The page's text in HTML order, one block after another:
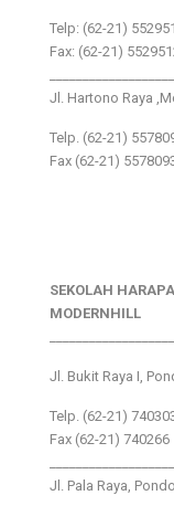
Telp: (62-21)
Fax: (62-21)
Jl. Hartono Raya
Telp. (62-21)
Fax (62-21)
SEKOLAH
MODERNHILL
Jl. Bukit Raya I,
Telp. (62-21)
Fax (62-21) 740266
Jl. Pala Raya,